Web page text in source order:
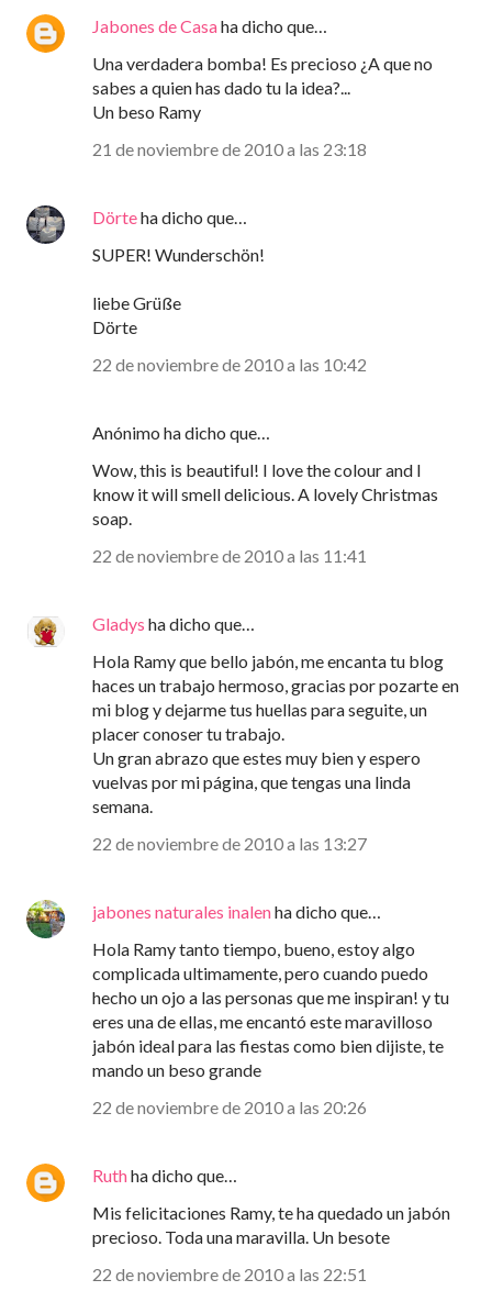
Jabones de Casaha dicho que…
Una verdadera bomba! Es precioso ¿A que no
sabes a quien has dado tu la idea?...
Un beso Ramy
21 de noviembre de 2010 a las 23:18
Dörteha dicho que…
SUPER! Wunderschön!
liebe Grüße
Dörte
22 de noviembre de 2010 a las 10:42
Anónimo ha dicho que…
Wow, this is beautiful! I love the colour and I
know it will smell delicious. A lovely Christmas
soap.
22 de noviembre de 2010 a las 11:41
Gladys ha dicho que…
Hola Ramy que bello jabón, me encanta tu blog
haces un trabajo hermoso, gracias por pozarte en
mi blog y dejarme tus huellas para seguite, un
placer conoser tu trabajo.
Un gran abrazo que estes muy bien y espero
vuelvas por mi página, que tengas una linda
semana.
22 de noviembre de 2010 a las 13:27
jabones naturales inalenha dicho que…
Hola Ramy tanto tiempo, bueno, estoy algo
complicada ultimamente, pero cuando puedo
hecho un ojo a las personas que me inspiran! y tu
eres una de ellas, me encantó este maravilloso
jabón ideal para las fiestas como bien dijiste, te
mando un beso grande
22 de noviembre de 2010 a las 20:26
Ruthha dicho que…
Mis felicitaciones Ramy, te ha quedado un jabón
precioso. Toda una maravilla. Un besote
22 de noviembre de 2010 a las 22:51